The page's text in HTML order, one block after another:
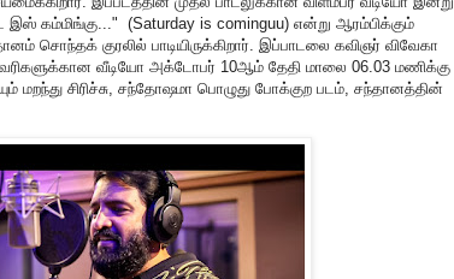
இஸ் கம்மிங்கு..." (Saturday is cominguu) என்று ஆரம்பிக்கும்
சொந்தக் குரலில் பாடியிருக்கிறார். இப்பாடலை கவிஞர் விவேகா
வரிகளுக்கான வீடியோ அக்டோபர் 10ஆம் தேதி மாலை 06.03 மணிக்கு
மறந்து சிரிச்சு, சந்தோஷமா பொழுது போக்குற படம், சந்தானத்தின்